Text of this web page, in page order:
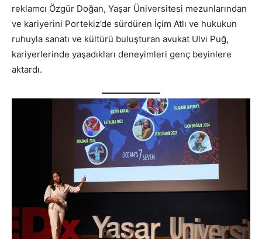
reklamcı Özgür Doğan, Yaşar Üniversitesi mezunlarından
ve kariyerini Portekiz’de sürdüren İçim Atlı ve hukukun
ruhuyla sanatı ve kültürü buluşturan avukat Ulvi Puğ,
kariyerlerinde yaşadıkları deneyimleri genç beyinlere
aktardı.